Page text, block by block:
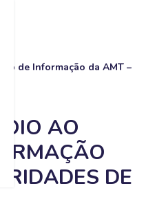
de Informação da AMT –
AO
DE